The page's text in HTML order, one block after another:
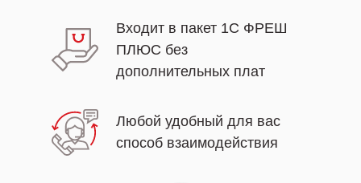
Входит в пакет 1С ФРЕШ
ПЛЮС без
дополнительных плат
Любой удобный для вас
способ взаимодействия